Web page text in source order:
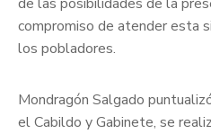
compromiso de atender esta
los pobladores.
Mondragón Salgado
el Cabildo y Gabinete, se